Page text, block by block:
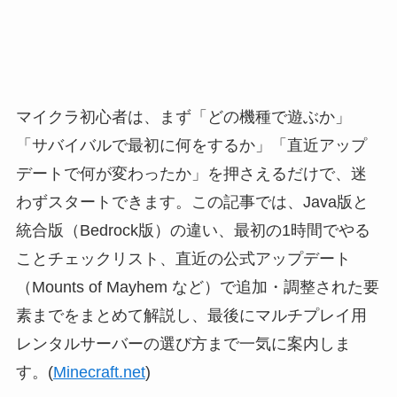
マイクラ初心者は、まず「どの機種で遊ぶか」
「サバイバルで最初に何をするか」「直近アップ
デートで何が変わったか」を押さえるだけで、迷
わずスタートできます。この記事では、Java版と
統合版（Bedrock版）の違い、最初の1時間でやる
ことチェックリスト、直近の公式アップデート
（Mounts of Mayhem など）で追加・調整された要
素までをまとめて解説し、最後にマルチプレイ用
レンタルサーバーの選び方まで一気に案内しま
す。(Minecraft.net)